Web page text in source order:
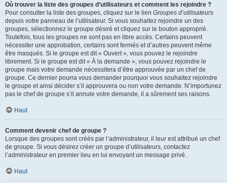
Où trouver la liste des groupes d’utilisateurs et comment les rejoindre ?
Pour consulter la liste des groupes, cliquez sur le lien Groupes d’utilisateurs
depuis votre panneau de l’utilisateur. Si vous souhaitez rejoindre un des
groupes, sélectionnez le groupe désiré et cliquez sur le bouton approprié.
Toutefois, tous les groupes ne sont pas en libre accès. Certains peuvent
nécessiter une approbation, certains sont fermés et d’autres peuvent même
être masqués. Si le groupe est dit « Ouvert », vous pouvez le rejoindre
librement. Si le groupe est dit « À la demande », vous pouvez rejoindre le
groupe mais votre demande nécessitera d’être approuvée par un chef de
groupe. Ce dernier pourra vous demander pourquoi vous souhaitez rejoindre
le groupe et ainsi décider s’il approuvera ou non votre demande. N’importunez
pas le chef de groupe s’il annule votre demande, il a sûrement ses raisons.
Haut
Comment devenir chef de groupe ?
Lorsque des groupes sont créés par l’administrateur, il leur est attribué un chef
de groupe. Si vous désirez créer un groupe d’utilisateurs, contactez
l’administrateur en premier lieu en lui envoyant un message privé.
Haut